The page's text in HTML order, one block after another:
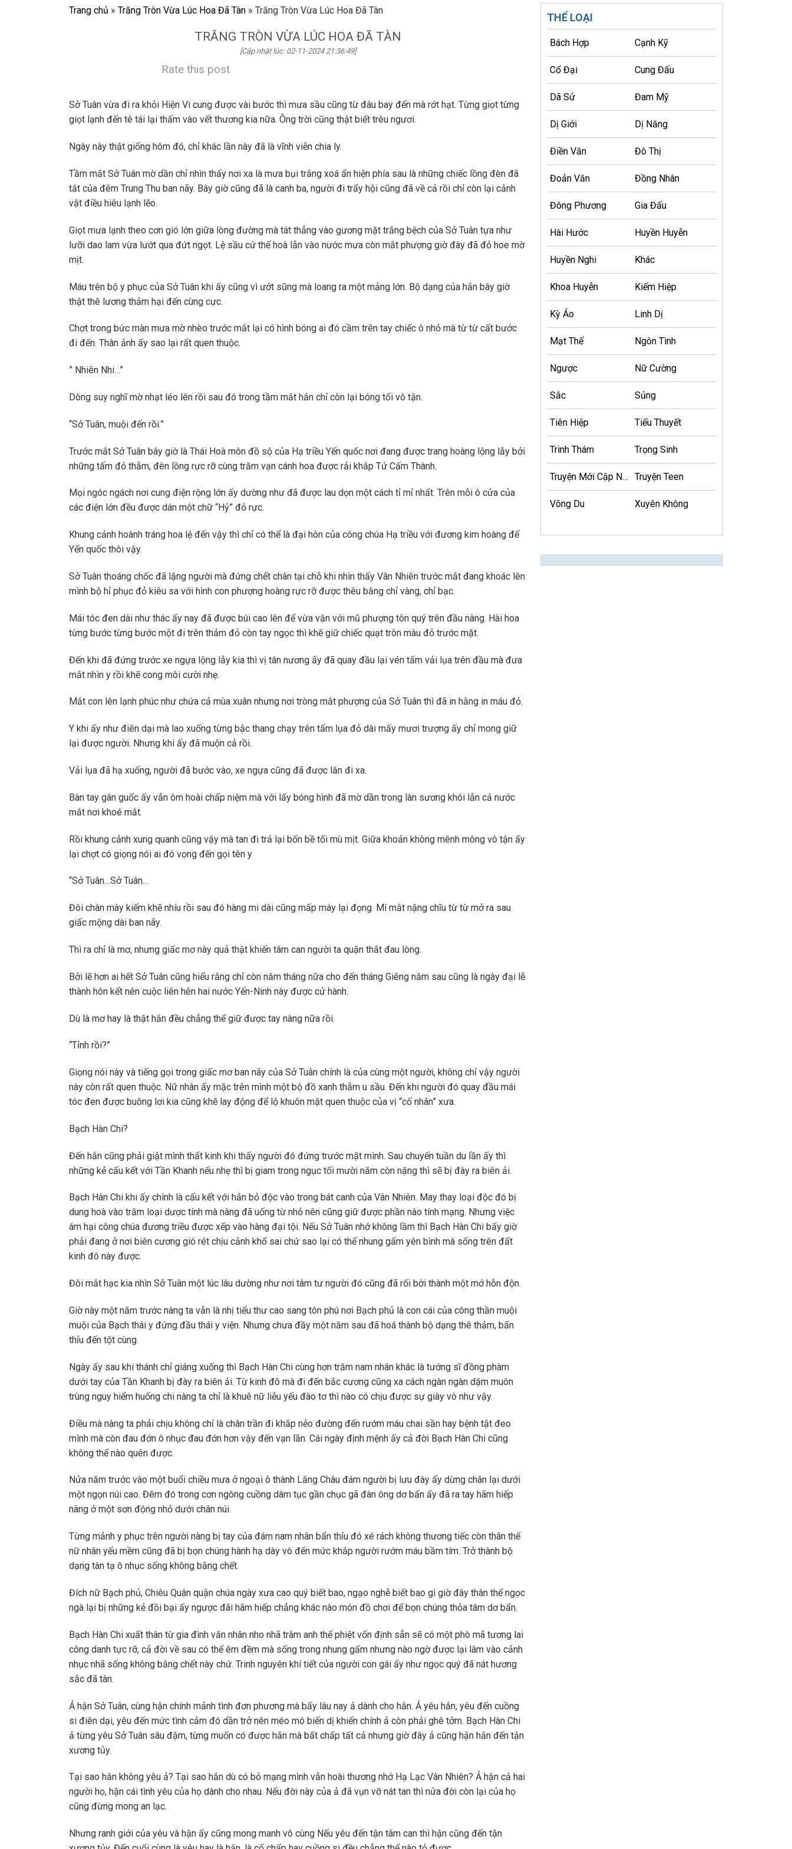
Trang chủ » Trăng Tròn Vừa Lúc Hoa Đã Tàn » Trăng Tròn Vừa Lúc Hoa Đã Tàn
TRĂNG TRÒN VỪA LÚC HOA ĐÃ TÀN
[Cập nhật lúc: 02-11-2024 21:36:49]
Rate this post
Sở Tuân vừa đi ra khỏi Hiện Vi cung được vài bước thì mưa sầu cũng từ đâu bay đến mà rớt hạt. Từng giọt từng
giọt lạnh đến tê tái lại thấm vào vết thương kia nữa. Ông trời cũng thật biết trêu ngươi.
Ngày này thật giống hôm đó, chỉ khác lần này đã là vĩnh viễn chia ly.
Tầm mắt Sở Tuân mờ dần chỉ nhìn thấy nơi xa là mưa bụi trắng xoá ẩn hiện phía sau là những chiếc lồng đèn đã
tắt của đêm Trung Thu ban nãy. Bây giờ cũng đã là canh ba, người đi trẩy hội cũng đã về cả rồi chỉ còn lại cảnh
vật điều hiêu lạnh lẽo.
Giọt mưa lạnh theo cơn gió lớn giữa lòng đường mà tát thẳng vào gương mặt trắng bệch của Sở Tuân tựa như
lưỡi dao lam vừa lướt qua đứt ngọt. Lệ sầu cứ thế hoà lẫn vào nước mưa còn mắt phượng giờ đây đã đỏ hoe mờ
mịt.
Máu trên bộ y phục của Sở Tuân khi ấy cũng vì ướt sũng mà loang ra một mảng lớn. Bộ dạng của hắn bây giờ
thật thê lương thảm hại đến cùng cực.
Chợt trong bức màn mưa mờ nhèo trước mắt lại có hình bóng ai đó cầm trên tay chiếc ô nhỏ mà từ từ cất bước
đi đến. Thân ảnh ấy sao lại rất quen thuộc.
” Nhiên Nhi…”
Dòng suy nghĩ mờ nhạt léo lên rồi sau đó trong tầm mắt hắn chỉ còn lại bóng tối vô tận.
“Sở Tuân, muội đến rồi.”
Trước mắt Sở Tuân bây giờ là Thái Hoà môn đồ sộ của Hạ triều Yến quốc nơi đang được trang hoàng lộng lẫy bởi
những tấm đỏ thẫm, đèn lồng rực rỡ cùng trăm vạn cánh hoa được rải khắp Tử Cấm Thành.
Mọi ngóc ngách nơi cung điện rộng lớn ấy dường như đã được lau dọn một cách tỉ mỉ nhất. Trên mỗi ô cửa của
các điện lớn đều được dán một chữ “Hỷ” đỏ rực.
Khung cảnh hoành tráng hoa lệ đến vậy thì chỉ có thể là đại hôn của công chúa Hạ triều với đương kim hoàng đế
Yến quốc thôi vậy.
Sở Tuân thoáng chốc đã lặng người mà đứng chết chân tại chỗ khi nhìn thấy Vân Nhiên trước mắt đang khoác lên
mình bộ hỉ phục đỏ kiêu sa với hình con phượng hoàng rực rỡ được thêu bằng chỉ vàng, chỉ bạc.
Mái tóc đen dài như thác ấy nay đã được búi cao lên để vừa vặn với mũ phượng tôn quý trên đầu nàng. Hài hoa
từng bước từng bước một đi trên thảm đỏ còn tay ngọc thì khẽ giữ chiếc quạt tròn màu đỏ trước mặt.
Đến khi đã đứng trước xe ngựa lộng lẫy kia thì vị tân nương ấy đã quay đầu lại vén tấm vải lụa trên đầu mà đưa
mắt nhìn y rồi khẽ cong môi cười nhẹ.
Mắt con lên lạnh phúc như chứa cả mùa xuân nhưng nơi tròng mắt phượng của Sở Tuân thì đã in hằng in máu đỏ.
Y khi ấy như điên dại mà lao xuống từng bậc thang chạy trên tấm lụa đỏ dài mấy mươi trượng ấy chỉ mong giữ
lại được người. Nhưng khi ấy đã muộn cả rồi.
Vải lụa đã hạ xuống, người đã bước vào, xe ngựa cũng đã được lăn đi xa.
Bàn tay gân guốc ấy vẫn ôm hoài chấp niệm mà với lấy bóng hình đã mờ dần trong làn sương khói lẫn cả nước
mắt nơi khoé mắt.
Rồi khung cảnh xung quanh cũng vậy mà tan đi trả lại bốn bề tối mù mịt. Giữa khoản không mênh mông vô tận ấy
lại chợt có giọng nói ai đó vọng đến gọi tên y
“Sở Tuân…Sở Tuân…
Đôi chân mày kiếm khẽ nhíu rồi sau đó hàng mi dài cũng mấp máy lại đọng. Mí mắt nặng chĩu từ từ mở ra sau
giấc mộng dài ban nãy.
Thì ra chỉ là mơ, nhưng giấc mơ này quả thật khiến tâm can người ta quặn thắt đau lòng.
Bởi lẽ hơn ai hết Sở Tuân cũng hiểu rằng chỉ còn năm tháng nữa cho đến tháng Giêng năm sau cũng là ngày đại lễ
thành hôn kết nên cuộc liên hên hai nước Yến-Ninh này được cử hành.
Dù là mơ hay là thật hắn đều chẳng thể giữ được tay nàng nữa rồi.
“Tỉnh rồi?”
Giọng nói này và tiếng gọi trong giấc mơ ban nãy của Sở Tuân chính là của cùng một người, không chỉ vậy người
này còn rất quen thuộc. Nữ nhân ấy mặc trên mình một bộ đồ xanh thẫm u sầu. Đến khi người đó quay đầu mái
tóc đen được buông lơi kia cũng khẽ lay động để lộ khuôn mặt quen thuộc của vị “cố nhân” xưa.
Bạch Hàn Chi?
Đến hắn cũng phải giật mình thất kinh khi thấy người đó đứng trước mặt mình. Sau chuyến tuần du lần ấy thì
những kẻ cấu kết với Tần Khanh nếu nhẹ thì bị giam trong ngục tối mười năm còn nặng thì sẽ bị đày ra biên ải.
Bạch Hàn Chi khi ấy chính là cấu kết với hắn bỏ độc vào trong bát canh của Vân Nhiên. May thay loại độc đó bị
dung hoà vào trăm loại dược tính mà nàng đã uống từ nhỏ nên cũng giữ được phần nào tính mạng. Nhưng việc
ám hại công chúa đương triều được xếp vào hàng đại tội. Nếu Sở Tuân nhớ không lầm thì Bạch Hàn Chi bấy giờ
phải đang ở nơi biên cương gió rét chịu cảnh khổ sai chứ sao lại có thể nhung gấm yên bình mà sống trên đất
kinh đô này được.
Đôi mắt hạc kia nhìn Sở Tuân một lúc lâu dường như nơi tâm tư người đó cũng đã rối bời thành một mớ hỗn độn.
Giờ này một năm trước nàng ta vẫn là nhị tiểu thư cao sang tôn phú nơi Bạch phủ là con cái của công thần muội
muội của Bạch thái y đứng đầu thái y viện. Nhưng chưa đầy một năm sau đã hoá thành bộ dạng thê thảm, bẩn
thỉu đến tột cùng.
Ngày ấy sau khi thánh chỉ giáng xuống thì Bạch Hàn Chi cùng hơn trăm nam nhân khác là tướng sĩ đồng phàm
dưới tay của Tần Khanh bị đày ra biên ải. Từ kinh đô mà đi đến bắc cương cũng xa cách ngàn ngàn dặm muôn
trùng nguy hiểm huống chi nàng ta chỉ là khuê nữ liễu yếu đào tơ thì nào có chịu được sự giày vò như vậy.
Điều mà nàng ta phải chịu không chỉ là chân trần đi khắp nẻo đường đến rướm máu chai sần hay bệnh tật đeo
mình mà còn đau đớn ô nhục đau đớn hơn vậy đến vạn lần. Cái ngày định mệnh ấy cả đời Bạch Hàn Chi cũng
không thể nào quên được.
Nửa năm trước vào một buổi chiều mưa ở ngoại ô thành Lăng Châu đám người bị lưu đày ấy dừng chân lại dưới
một ngọn núi cao. Đêm đó trong cơn ngông cuồng dâm tục gần chục gã đàn ông dơ bẩn ấy đã ra tay hãm hiếp
nàng ở một sơn động nhỏ dưới chân núi.
Từng mảnh y phục trên người nàng bị tay của đám nam nhân bẩn thỉu đó xé rách không thương tiếc còn thân thể
nữ nhân yếu mềm cũng đã bị bọn chúng hành hạ dày vò đến mức khắp người rướm máu bầm tím. Trở thành bộ
dạng tàn tạ ô nhục sống không bằng chết.
Đích nữ Bạch phủ, Chiêu Quân quận chúa ngày xưa cao quý biết bao, ngạo nghễ biết bao gì giờ đây thân thể ngọc
ngà lại bị những kẻ đồi bại ấy ngược đãi hãm hiếp chẳng khác nào món đồ chơi để bọn chúng thỏa tâm dơ bẩn.
Bạch Hàn Chi xuất thân từ gia đình văn nhân nho nhã trâm anh thế phiệt vốn định sẵn sẽ có một phò mã tương lai
công danh tực rỡ, cả đời về sau có thể êm đềm mà sống trong nhung gấm nhưng nào ngờ được lại lâm vào cảnh
nhục nhã sống không bằng chết này chứ. Trinh nguyên khí tiết của người con gái ấy như ngọc quý đã nát hương
sắc đã tàn.
Ả hận Sở Tuân, cùng hận chính mảnh tình đơn phương mà bấy lâu nay ả dành cho hắn. Ả yêu hắn, yêu đến cuồng
si điên dại, yêu đến mức tình cảm đó dần trở nên méo mó biến dị khiến chính ả còn phải ghê tởm. Bạch Hàn Chi
ả từng yêu Sở Tuân sâu đậm, từng muốn có được hắn mà bất chấp tất cả nhưng giờ đây ả cũng hận hắn đến tận
xương tủy.
Tại sao hắn không yêu ả? Tại sao hắn dù có bỏ mạng mình vẫn hoài thương nhớ Hạ Lạc Vân Nhiên? Ả hận cả hai
người họ, hận cái tình yêu của họ dành cho nhau. Nếu đời này của ả đã vụn vỡ nát tan thì nửa đời còn lại của họ
cũng đừng mong an lạc.
Nhưng ranh giới của yêu và hận ấy cũng mong manh vô cùng Nếu yêu đến tận tâm can thì hận cũng đến tận
THỂ LOẠI
Bách Hợp Cạnh Kỹ
Cổ Đại Cung Đấu
Dã Sử Đam Mỹ
Dị Giới Dị Năng
Điền Văn Đô Thị
Đoản Văn Đồng Nhân
Đông Phương Gia Đấu
Hài Hước Huyền Huyễn
Huyền Nghi Khác
Khoa Huyễn Kiếm Hiệp
Kỳ Ảo Linh Dị
Mạt Thế Ngôn Tình
Ngược Nữ Cường
Sắc Sủng
Tiên Hiệp Tiểu Thuyết
Trinh Thám Trọng Sinh
Truyện Mới Cập Nhật Truyện Teen
Võng Du Xuyên Không